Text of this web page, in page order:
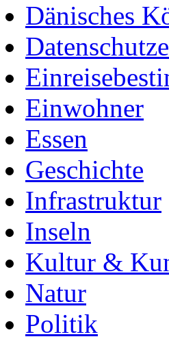
Dänisches
Einwohner
Essen
Geschichte
Infrastruktur
Inseln
Kultur &
Natur
Politik